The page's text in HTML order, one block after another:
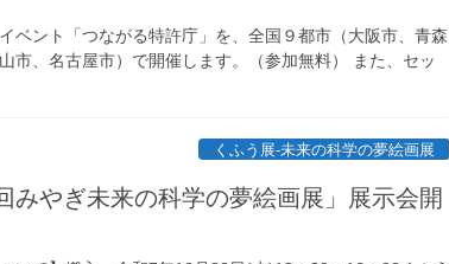
ベント「つながる特許庁」を、全国９都市（大阪市、青森
市、名古屋市）で開催します。（参加無料） また、セッ
くふう展-未来の科学の夢絵画展
みやぎ未来の科学の夢絵画展」展示会開